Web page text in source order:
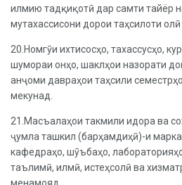
илмию тадқиқотӣ дар самти тайёр
мутахассисони дорои таҳсилоти
20.Номгӯи ихтисосҳо, тахассусҳо,
шумораи онҳо, шаклҳои назорати
анҷоми давраҳои таҳсили
мекунад.
21.Масъалаҳои такмили идора ва
ҷумла ташкил (барҳамдиҳӣ)-и
кафедраҳо, шӯъбаҳо,
таълимӣ, илмӣ, истеҳсолӣ ва